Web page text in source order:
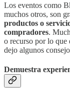
Los eventos como
muchos otros, son
productos o
compradores.
o recurso por lo que
dejo algunos
Demuestra